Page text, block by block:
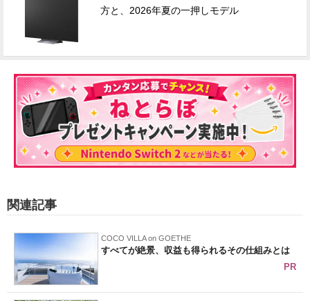
方と、2026年夏の一押しモデル
関連記事
COCO VILLA on GOETHE
すべてが絶景、収益も得られるその仕組みとは
PR